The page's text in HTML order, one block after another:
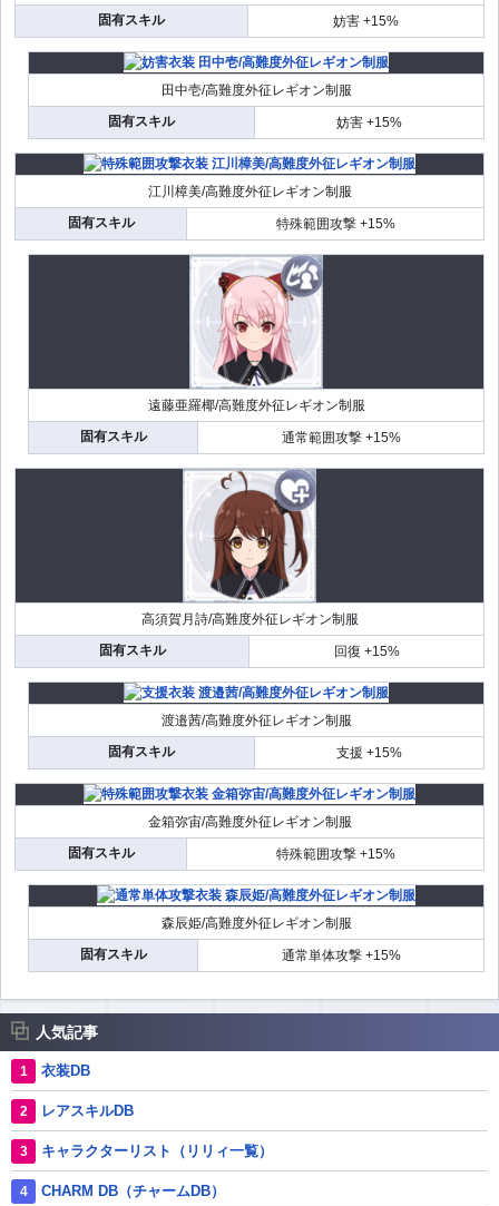
固有スキル 妨害 +15%
田中壱/高難度外征レギオン制服
固有スキル
妨害 +15%
江川樟美/高難度外征レギオン制服
固有スキル
特殊範囲攻撃 +15%
遠藤亜羅椰/高難度外征レギオン制服
固有スキル
通常範囲攻撃 +15%
高須賀月詩/高難度外征レギオン制服
固有スキル
回復 +15%
渡邉茜/高難度外征レギオン制服
固有スキル
支援 +15%
金箱弥宙/高難度外征レギオン制服
固有スキル
特殊範囲攻撃 +15%
森辰姫/高難度外征レギオン制服
固有スキル
通常単体攻撃 +15%
人気記事
衣装DB
レアスキルDB
キャラクターリスト（リリィ一覧）
CHARM DB（チャームDB）